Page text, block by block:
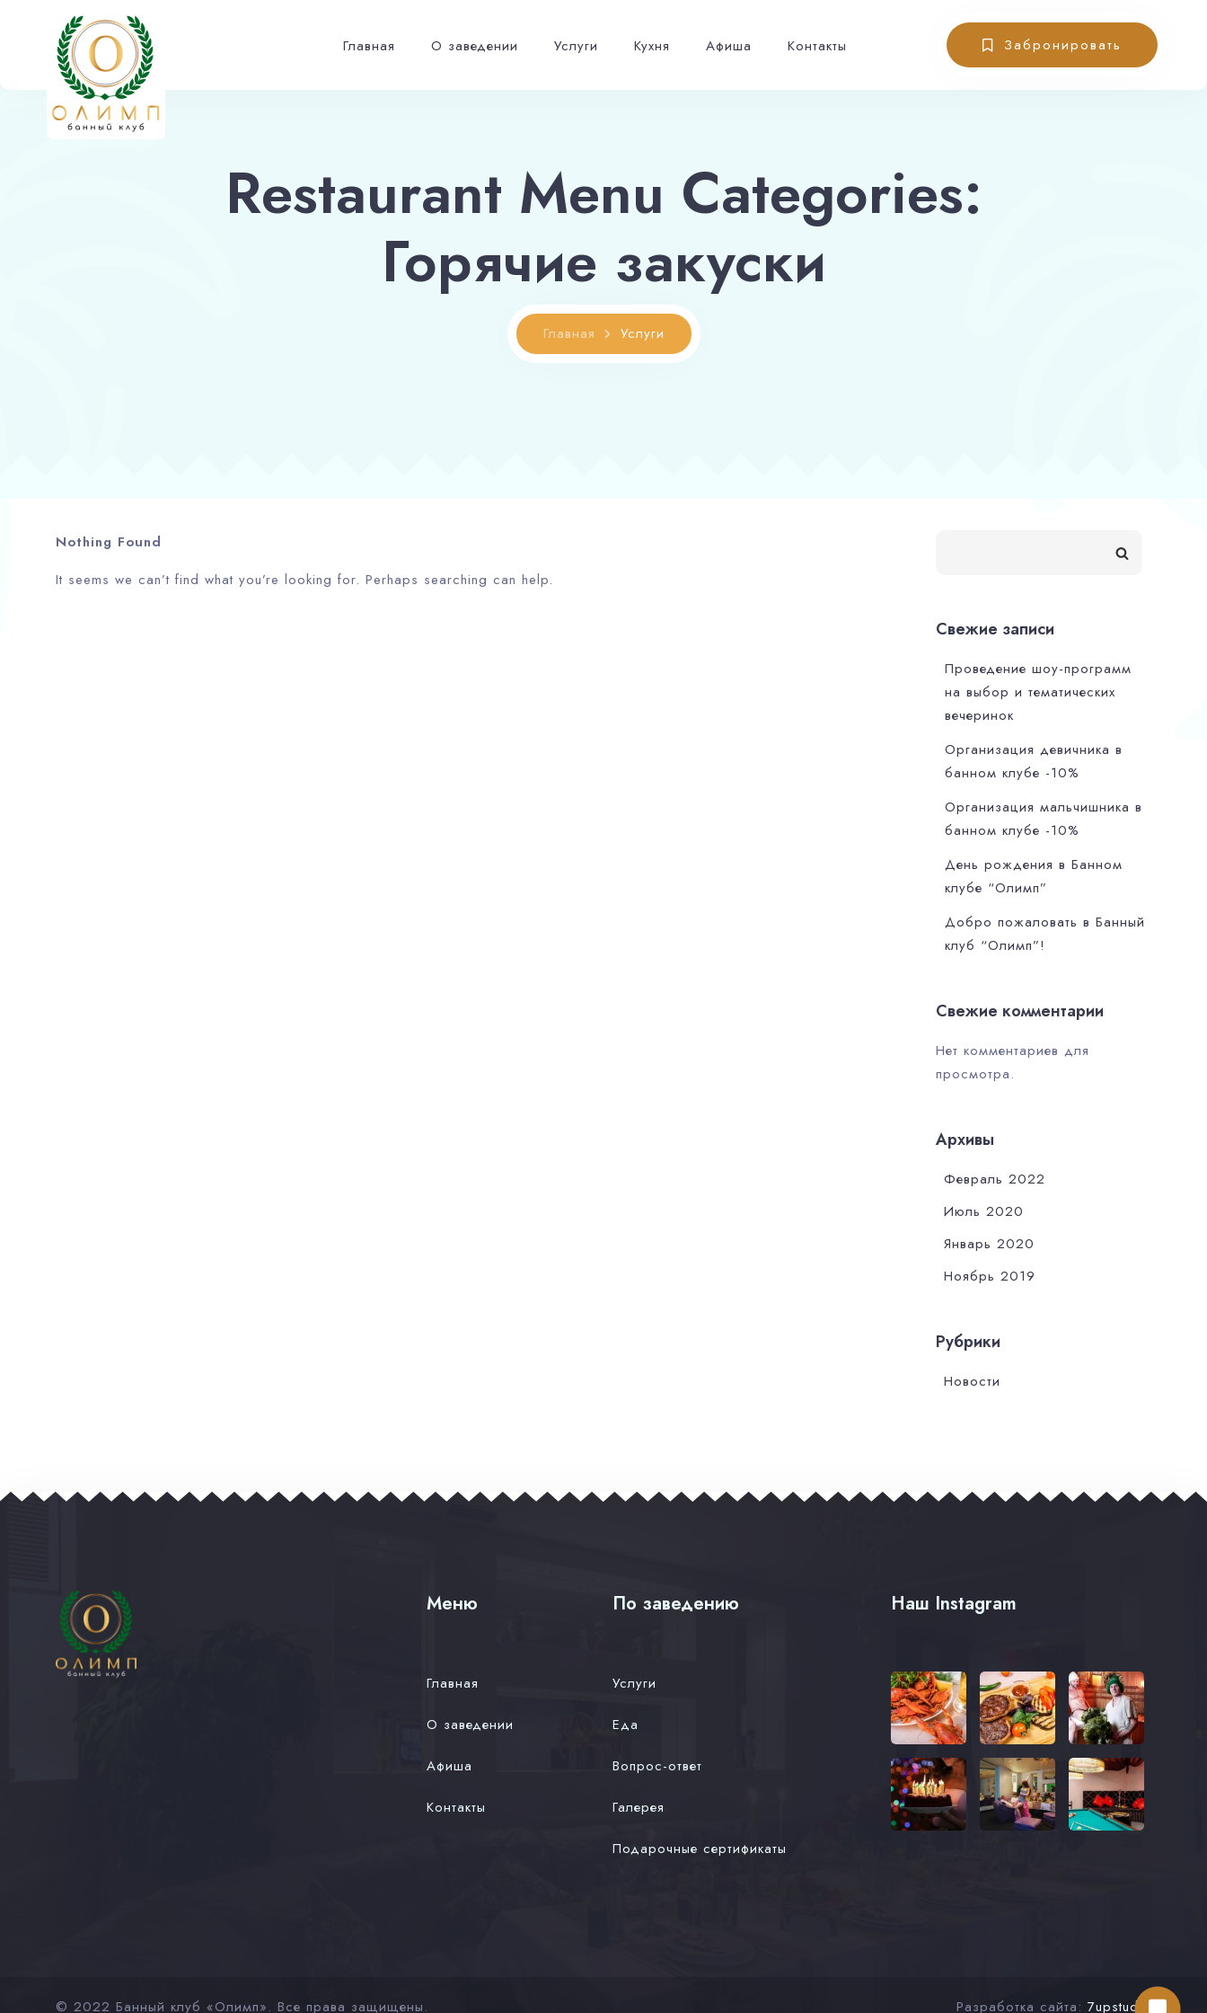
Главная О заведении Услуги Кухня Афиша Контакты Забронировать
Restaurant Menu Categories:
Горячие закуски
Главная Услуги
Nothing Found
It seems we can’t find what you’re looking for. Perhaps searching can help.
Свежие записи
Проведение шоу-программ
на выбор и тематических
вечеринок
Организация девичника в
банном клубе -10%
Организация мальчишника в
банном клубе -10%
День рождения в Банном
клубе “Олимп”
Добро пожаловать в Банный
клуб “Олимп”!
Свежие комментарии
Нет комментариев для
просмотра.
Архивы
Февраль 2022
Июль 2020
Январь 2020
Ноябрь 2019
Рубрики
Новости
Меню
Главная
О заведении
Афиша
Контакты
По заведению
Услуги
Еда
Вопрос-ответ
Галерея
Подарочные сертификаты
Наш Instagram
© 2022 Банный клуб «Олимп». Все права защищены. Разработка сайта: 7upstudio